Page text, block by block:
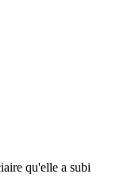
qu'elle a subi